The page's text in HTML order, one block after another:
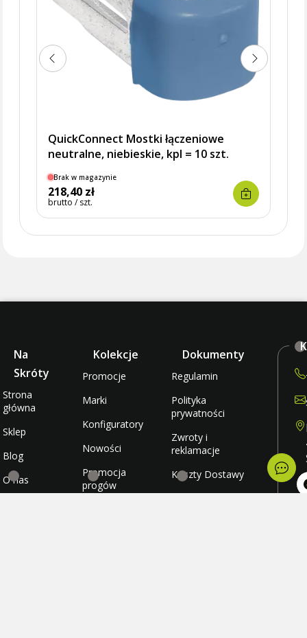
QuickConnect Mostki łączeniowe
neutralne, niebieskie, kpl = 10 szt.
Brak w magazynie
218,40 zł
brutto / szt.
Na
Skróty
Strona
główna
Sklep
Blog
O nas
Kolekcje
Promocje
Marki
Konfiguratory
Nowości
Promocja
progów
Dokumenty
Regulamin
Polityka
prywatności
Zwroty i
reklamacje
Koszty Dostawy